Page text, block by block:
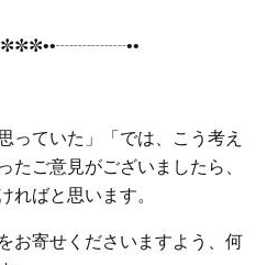
っていた」「では、こう考え
たご意見がございましたら、
ればと思います。
お寄せくださいますよう、何